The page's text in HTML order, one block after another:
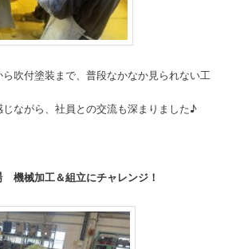
吹付塗装まで、普段なかなか見られない工
ながら、社員との交流も深まりました♪
機械加工＆組立にチャレンジ！